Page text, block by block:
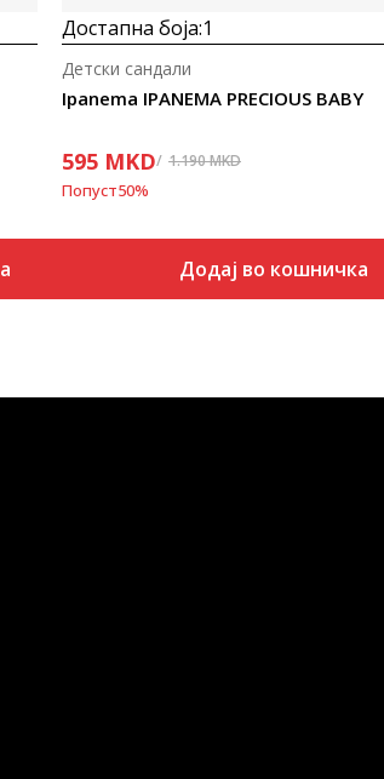
Достапна боја:1
Ipanema IPANEMA PRECIOUS BABY
Детски сандали
595 MKD 1.190MKD
Попуст50%
Додај во кошничка